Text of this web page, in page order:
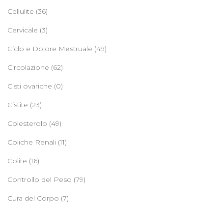
Cellulite (36)
Cervicale (3)
Ciclo e Dolore Mestruale (49)
Circolazione (62)
Cisti ovariche (0)
Cistite (23)
Colesterolo (49)
Coliche Renali (11)
Colite (16)
Controllo del Peso (79)
Cura del Corpo (7)